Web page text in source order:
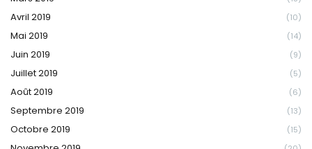
Avril 2019 (10)
Mai 2019 (14)
Juin 2019 (9)
Juillet 2019 (5)
Août 2019 (6)
Septembre 2019 (13)
Octobre 2019 (15)